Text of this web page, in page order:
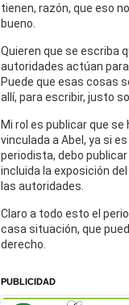
tienen, razón, que eso
bueno.
Quieren que se escriba
autoridades actúan
Puede que esas cosas
allí, para escribir, justo
Mi rol es publicar que
vinculada a Abel, ya si
periodista, debo
incluida la exposición
las autoridades.
Claro a todo esto el
casa situación, que
derecho.
PUBLICIDAD